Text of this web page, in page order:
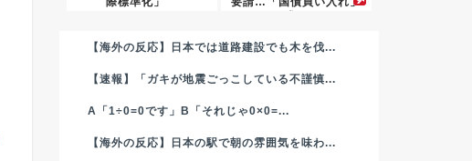
【海外の反応】日本では道路建設でも木を伐...
【速報】「ガキが地震ごっこしている不謹慎...
A「1÷0=0です」B「それじゃ0×0=...
【海外の反応】日本の駅で朝の雰囲気を味わ...